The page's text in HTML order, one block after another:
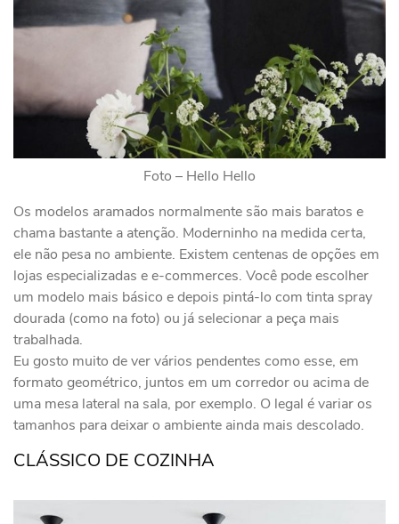
Foto – Hello Hello
Os modelos aramados normalmente são mais baratos e
chama bastante a atenção. Moderninho na medida certa,
ele não pesa no ambiente. Existem centenas de opções em
lojas especializadas e e-commerces. Você pode escolher
um modelo mais básico e depois pintá-lo com tinta spray
dourada (como na foto) ou já selecionar a peça mais
trabalhada.
Eu gosto muito de ver vários pendentes como esse, em
formato geométrico, juntos em um corredor ou acima de
uma mesa lateral na sala, por exemplo. O legal é variar os
tamanhos para deixar o ambiente ainda mais descolado.
CLÁSSICO DE COZINHA